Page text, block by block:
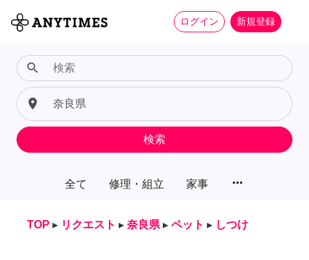
ログイン 新規登録
全て 修理・組立 家事 more_horiz
search
place
検索
TOP ▸ リクエスト ▸ 奈良県 ▸ ペット ▸ しつけ